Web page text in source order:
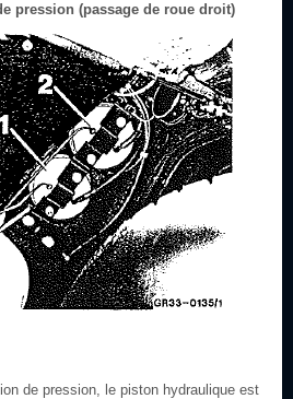
pression (passage de roue droit)
de pression, le piston hydraulique est